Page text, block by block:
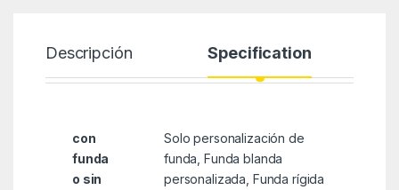
Descripción Specification
con
funda
o sin
Solo personalización de
funda, Funda blanda
personalizada, Funda rígida